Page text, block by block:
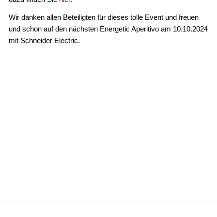
Wir danken allen Beteiligten für dieses tolle Event und freuen
und schon auf den nächsten Energetic Aperitivo am 10.10.2024
mit Schneider Electric.